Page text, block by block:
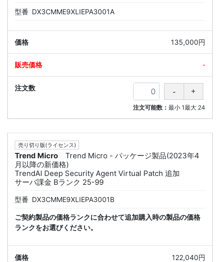
型番 DX3CMME9XLIEPA3001A
135,000円
-
注文可能数： 最小 1最大 24
売り切り版(ライセンス)
Trend Micro
Trend Micro - パッケージ製品(2023年4
月以降の新価格)
TrendAI Deep Security Agent Virtual Patch 追加
サーバ課金 Bランク 25-99
型番 DX3CMME9XLIEPA3001B
ご契約製品の価格ランクに合わせて追加購入時の製品の価格
ランクをお選びください。
122,040円